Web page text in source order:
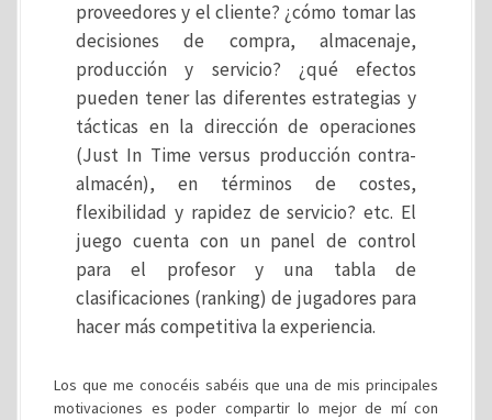
proveedores y el cliente? ¿cómo tomar las
decisiones de compra, almacenaje,
producción y servicio? ¿qué efectos
pueden tener las diferentes estrategias y
tácticas en la dirección de operaciones
(Just In Time versus producción contra-
almacén), en términos de costes,
flexibilidad y rapidez de servicio? etc. El
juego cuenta con un panel de control
para el profesor y una tabla de
clasificaciones (ranking) de jugadores para
hacer más competitiva la experiencia.
Los que me conocéis sabéis que una de mis principales
motivaciones es poder compartir lo mejor de mí con